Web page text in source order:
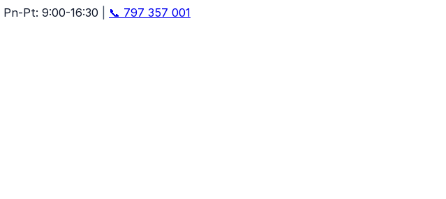
Pn-Pt: 9:00-16:30 📞 797 357 001